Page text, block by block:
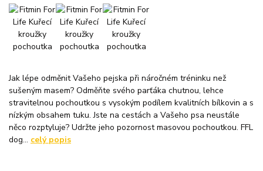
Jak lépe odměnit Vašeho pejska při náročném tréninku než
sušeným masem? Odměňte svého parťáka chutnou, lehce
stravitelnou pochoutkou s vysokým podílem kvalitních bílkovin a s
nízkým obsahem tuku. Jste na cestách a Vašeho psa neustále
něco rozptyluje? Udržte jeho pozornost masovou pochoutkou. FFL
dog... celý popis